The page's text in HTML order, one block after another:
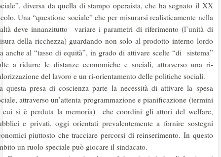
diversa da quella di stampo operaista, che ha segnato il XX
Una “questione sociale” che per misurarsi realisticamente nella
deve innanzitutto variare i parametri di riferimento (l’unità di
della ricchezza) guardando non solo al prodotto interno lordo
anche al “tasso di equità”, in grado di attivare scelte “di sistema”
a ridurre le distanze economiche e sociali, attraverso una ri-
del lavoro e un ri-orientamento delle politiche sociali.
questa presa di coscienza parte la necessità di attivare la spesa
attraverso un’attenta programmazione e pianificazione (termini
cui si è perduta la memoria) che coordini gli attori del welfare,
e privati, oggi orientati prevalentemente a fornire sostegni
piuttosto che tracciare percorsi di reinserimento. In questo
un ruolo speciale può giocare il sindacato.